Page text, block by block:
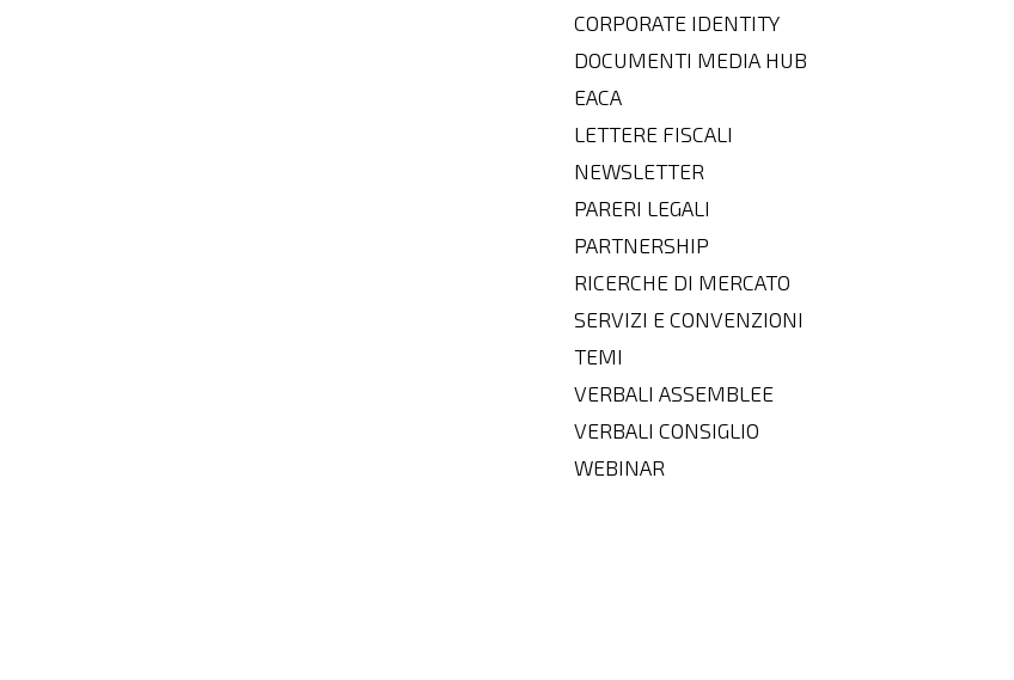
CORPORATE IDENTITY
DOCUMENTI MEDIA HUB
EACA
LETTERE FISCALI
NEWSLETTER
PARERI LEGALI
PARTNERSHIP
RICERCHE DI MERCATO
SERVIZI E CONVENZIONI
TEMI
VERBALI ASSEMBLEE
VERBALI CONSIGLIO
WEBINAR